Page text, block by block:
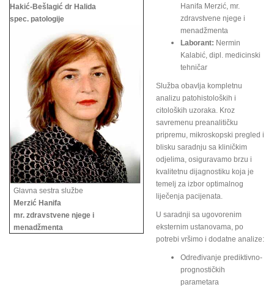
Hakić-Bešlagić dr Halida
spec. patologije
Glavna sestra službe
Merzić Hanifa
mr. zdravstvene njege i
menadžmenta
Hanifa Merzić, mr.
zdravstvene njege i
menadžmenta
Laborant: Nermin
Kalabić, dipl. medicinski
tehničar
Služba obavlja kompletnu
analizu patohistoloških i
citoloških uzoraka. Kroz
savremenu preanalitičku
pripremu, mikroskopski pregled i
blisku saradnju sa kliničkim
odjelima, osiguravamo brzu i
kvalitetnu dijagnostiku koja je
temelj za izbor optimalnog
liječenja pacijenata.
U saradnji sa ugovorenim
eksternim ustanovama, po
potrebi vršimo i dodatne analize:
Određivanje prediktivno-
prognostičkih
parametara